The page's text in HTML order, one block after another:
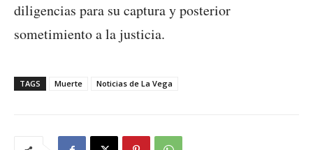
diligencias para su captura y posterior
sometimiento a la justicia.
TAGS Muerte Noticias de La Vega